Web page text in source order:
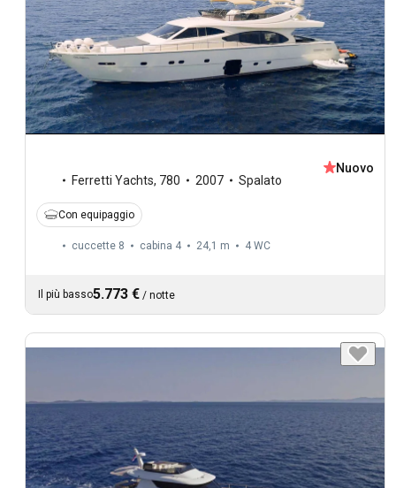
Ferretti Yachts, 780 2007 Spalato
Nuovo
Con equipaggio
cuccette 8 cabina 4 24,1 m 4 WC
Il più basso5.773 € / notte